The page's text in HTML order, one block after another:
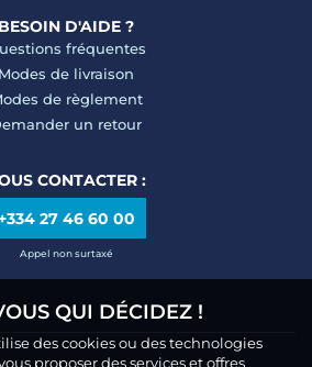
BESOIN D'AIDE ?
fréquentes
Modes de livraison
de règlement
un retour
CONTACTER :
27 46 60 00
Appel non surtaxé
QUI DÉCIDEZ !
des cookies ou des technologies
proposer des services et offres